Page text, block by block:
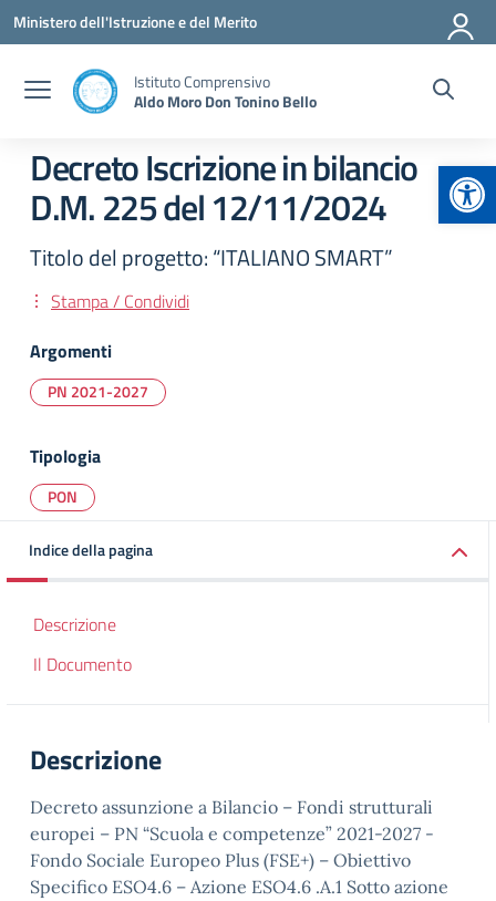
Vai ai contenuti
Vai al menu di navigazione
Vai al footer
Ministero dell'Istruzione e del Merito
Istituto Comprensivo
Aldo Moro Don Tonino Bello
Decreto Iscrizione in bilancio
D.M. 225 del 12/11/2024
Titolo del progetto: “ITALIANO SMART”
Stampa / Condividi
Argomenti
PN 2021-2027
Tipologia
PON
Indice della pagina
Descrizione
Il Documento
Descrizione
Decreto assunzione a Bilancio – Fondi strutturali
europei – PN “Scuola e competenze” 2021-2027 -
Fondo Sociale Europeo Plus (FSE+) – Obiettivo
Specifico ESO4.6 – Azione ESO4.6 .A.1 Sotto azione